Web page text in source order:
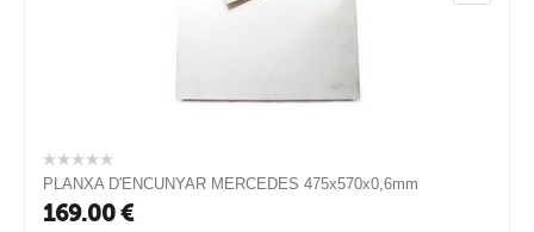
PLANXA D'ENCUNYAR MERCEDES 475x570x0,6mm
169.00€